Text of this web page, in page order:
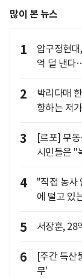
많이 본 뉴스
1
압구정현
억 덜 낸다
2
박리다매
향하는 저
3
[르포] 부
시민들은 "
4
"직접 농사
에 떨고 있
5 서장훈, 28
6
[주간 특산
무'